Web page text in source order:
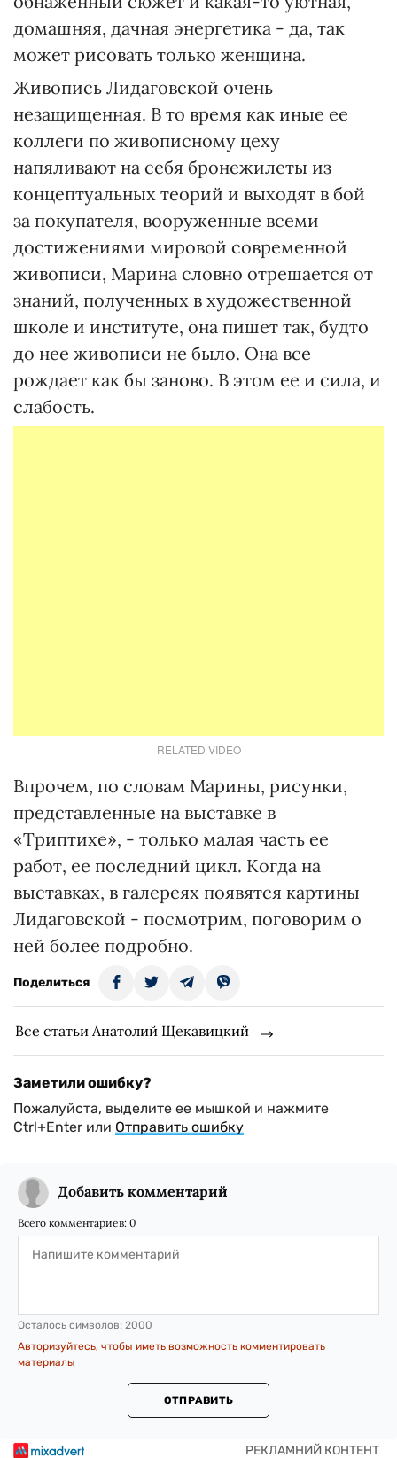
домашняя, дачная энергетика - да, так
может рисовать только женщина.
Живопись Лидаговской очень
незащищенная. В то время как иные ее
коллеги по живописному цеху
напяливают на себя бронежилеты из
концептуальных теорий и выходят в бой
за покупателя, вооруженные всеми
достижениями мировой современной
живописи, Марина словно отрешается от
знаний, полученных в художественной
школе и институте, она пишет так, будто
до нее живописи не было. Она все
рождает как бы заново. В этом ее и сила, и
слабость.
RELATED VIDEO
Впрочем, по словам Марины, рисунки,
представленные на выставке в
«Триптихе», - только малая часть ее
работ, ее последний цикл. Когда на
выставках, в галереях появятся картины
Лидаговской - посмотрим, поговорим о
ней более подробно.
Поделиться
Все статьи Анатолий Щекавицкий
Заметили ошибку?
Пожалуйста, выделите ее мышкой и нажмите
Ctrl+Enter или Отправить ошибку
Добавить комментарий
Всего комментариев: 0
Осталось символов: 2000
Авторизуйтесь, чтобы иметь возможность комментировать
материалы
ОТПРАВИТЬ